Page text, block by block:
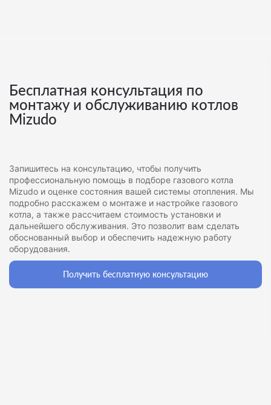
Бесплатная консультация по
монтажу и обслуживанию котлов
Mizudo
Запишитесь на консультацию, чтобы получить
профессиональную помощь в подборе газового котла
Mizudo и оценке состояния вашей системы отопления. Мы
подробно расскажем о монтаже и настройке газового
котла, а также рассчитаем стоимость установки и
дальнейшего обслуживания. Это позволит вам сделать
обоснованный выбор и обеспечить надежную работу
оборудования.
Получить бесплатную консультацию